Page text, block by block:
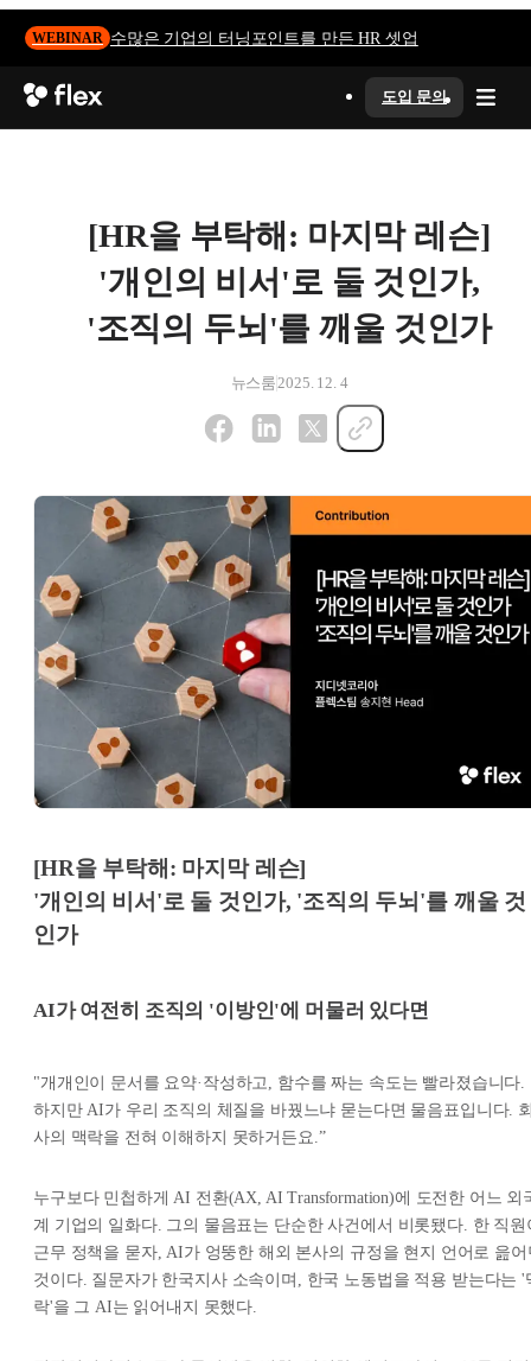
WEBINAR 수많은 기업의 터닝포인트를 만든 HR 셋업
도입 문의
[HR을 부탁해: 마지막 레슨]
'개인의 비서'로 둘 것인가,
'조직의 두뇌'를 깨울 것인가
뉴스룸 2025. 12. 4
[HR을 부탁해: 마지막 레슨]
'개인의 비서'로 둘 것인가, '조직의 두뇌'를 깨울 것
인가
AI가 여전히 조직의 '이방인'에 머물러 있다면
"개개인이 문서를 요약·작성하고, 함수를 짜는 속도는 빨라졌습니다.
하지만 AI가 우리 조직의 체질을 바꿨느냐 묻는다면 물음표입니다.
사의 맥락을 전혀 이해하지 못하거든요.”
누구보다 민첩하게 AI 전환(AX, AI Transformation)에 도전한 어느 외
계 기업의 일화다. 그의 물음표는 단순한 사건에서 비롯됐다. 한 직원
근무 정책을 묻자, AI가 엉뚱한 해외 본사의 규정을 현지 언어로 읊어
것이다. 질문자가 한국지사 소속이며, 한국 노동법을 적용 받는다는 '
락'을 그 AI는 읽어내지 못했다.